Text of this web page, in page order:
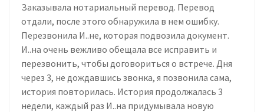
Заказывала нотариальный перевод. Перевод
отдали, после этого обнаружила в нем ошибку.
Перезвонила И..не, которая подвозила документ.
И..на очень вежливо обещала все исправить и
перезвонить, чтобы договориться о встрече. Дня
через 3, не дождавшись звонка, я позвонила сама,
история повторилась. История продолжалась 3
недели, каждый раз И..на придумывала новую